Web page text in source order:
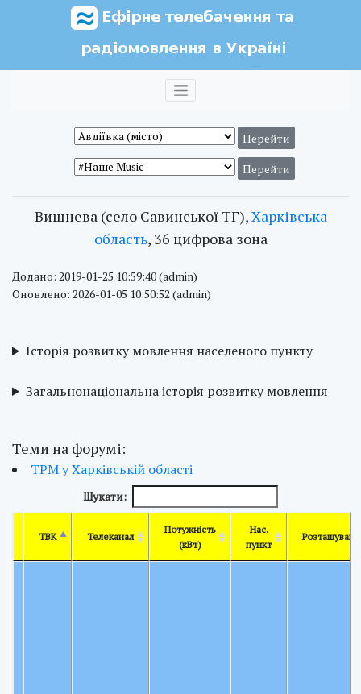
Вишнева (село Савинської ТГ),Харківська
область, 36 цифрова зона
Додано: 2019-01-25 10:59:40 (admin)
Оновлено: 2026-01-05 10:50:52 (admin)
Історія розвитку мовлення населеного пункту
Загальнонаціональна історія розвитку мовлення
Теми на форумі:
ТРМ у Харківській області
Шукати:
ТВК Телеканал
Потужність
(кВт)
Нас.
пункт